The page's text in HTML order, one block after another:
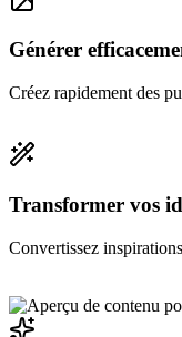
Générer
Créez rapidement des
Transformer vos
Convertissez